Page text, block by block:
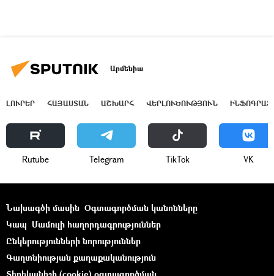
Արմենիա
ԼՈՒՐԵՐ ՀԱՅԱՍՏԱՆ ԱՇԽԱՐՀ ՎԵՐԼՈՒԾՈՒԹՅՈՒՆ
Rutube Telegram ТikТоk VK
Նախագծի մասին Օգտագործման կանոնները
Կապ Մամուլի հաղորդագրություններ
Ընկերությունների նորություններ
Գաղտնիության քաղաքականություն